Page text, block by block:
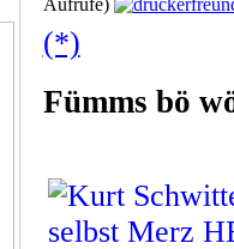
Aufrufe)
(*)
Fümms bö